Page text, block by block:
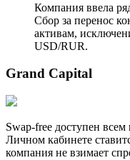
Компания ввела
Сбор за перенос
активам,
USD/RUR.
Grand Capital
Swap-free доступен
Личном кабинете
компания не взимает